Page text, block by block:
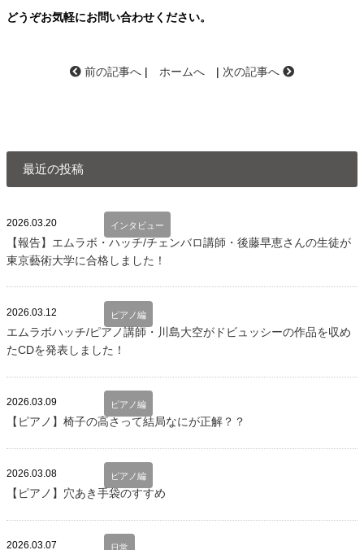
どうぞお気軽にお問い合わせください。
前の記事へ | ホームへ | 次の記事へ
最近の投稿
2026.03.20 インタビュー
【報告】エムラボ・ハッチ/チェンバロ講師・後藤早恵さんの生徒が
東京藝術大学に合格しました！
2026.03.12 ピアノ編
エムラボハッチ/ピアノ講師・川島大空がドビュッシーの作品を収め
たCDを発表しました！
2026.03.09 ピアノ編
【ピアノ】椅子の高さって結局なにが正解？？
2026.03.08 ピアノ編
【ピアノ】穴あき手袋のすすめ
2026.03.07 日常